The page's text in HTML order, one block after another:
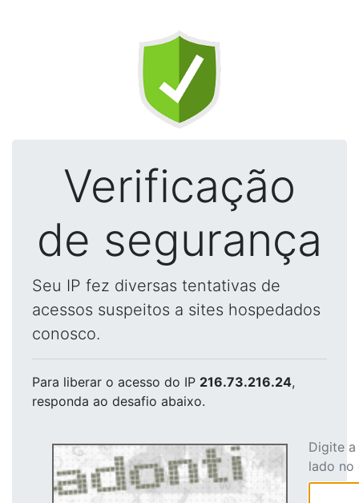
Verificação
de segurança
Seu IP fez diversas tentativas de
acessos suspeitos a sites hospedados
conosco.
Para liberar o acesso do IP 216.73.216.24,
responda ao desafio abaixo.
Digite
lado no